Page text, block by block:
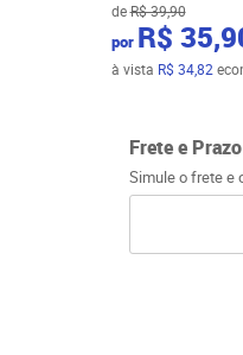
deR$ 39,90
por R$
à vista R$ 34,82
Frete e Prazo
Simule o frete e